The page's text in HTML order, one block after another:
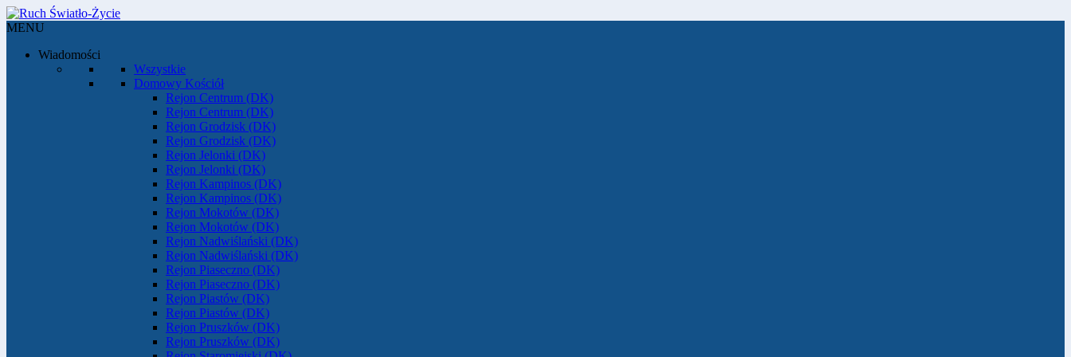
MENU
Wiadomości
Wszystkie
Domowy Kościół
Rejon Centrum (DK)
Rejon Centrum (DK)
Rejon Grodzisk (DK)
Rejon Grodzisk (DK)
Rejon Jelonki (DK)
Rejon Jelonki (DK)
Rejon Kampinos (DK)
Rejon Kampinos (DK)
Rejon Mokotów (DK)
Rejon Mokotów (DK)
Rejon Nadwiślański (DK)
Rejon Nadwiślański (DK)
Rejon Piaseczno (DK)
Rejon Piaseczno (DK)
Rejon Piastów (DK)
Rejon Piastów (DK)
Rejon Pruszków (DK)
Rejon Pruszków (DK)